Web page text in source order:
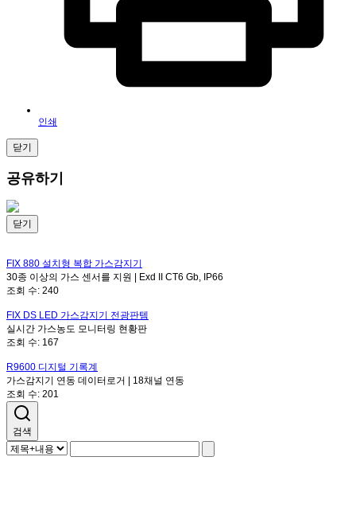
인쇄
닫기
공유하기
닫기
FIX 880 설치형 복합 가스감지기
30종 이상의 가스 센서를 지원 | Exd II CT6 Gb, IP66
조회 수: 240
FIX DS LED 가스감지기 전광판템
실시간 가스농도 모니터링 현황판
조회 수: 167
R9600 디지털 기록계
가스감지기 연동 데이터로거 | 18채널 연동
조회 수: 201
검색